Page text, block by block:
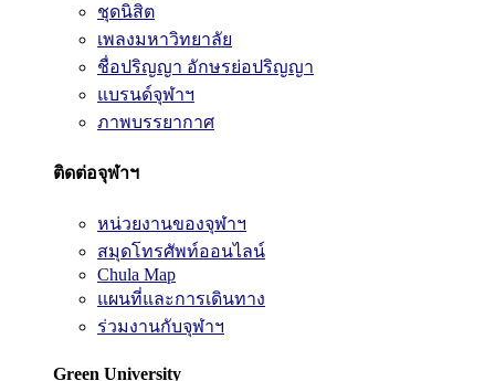
ชุดนิสิต
เพลงมหาวิทยาลัย
ชื่อปริญญา อักษรย่อปริญญา
แบรนด์จุฬาฯ
ภาพบรรยากาศ
ติดต่อจุฬาฯ
หน่วยงานของจุฬาฯ
สมุดโทรศัพท์ออนไลน์
Chula Map
แผนที่และการเดินทาง
ร่วมงานกับจุฬาฯ
Green University